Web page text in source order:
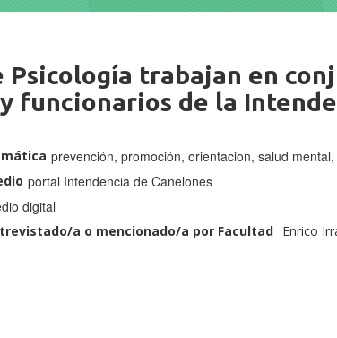
Psicología trabajan en
funcionarios de la
prevención, promoción, orientacion, salud
portal Intendencia de Canelones
digital
a o mencionado/a por Facultad Enrico